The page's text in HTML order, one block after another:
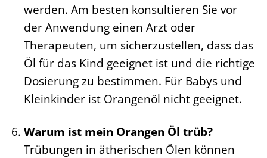
werden. Am besten konsultieren Sie vor
der Anwendung einen Arzt oder
Therapeuten, um sicherzustellen, dass das
Öl für das Kind geeignet ist und die richtige
Dosierung zu bestimmen. Für Babys und
Kleinkinder ist Orangenöl nicht geeignet.
Warum ist mein Orangen Öl trüb?
Trübungen in ätherischen Ölen können